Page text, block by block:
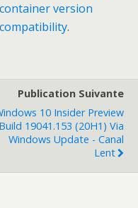
container version
compatibility.
Publication Suivante
10 Insider Preview
Build 19041.153 (20H1) Via
Windows Update - Canal
Lent